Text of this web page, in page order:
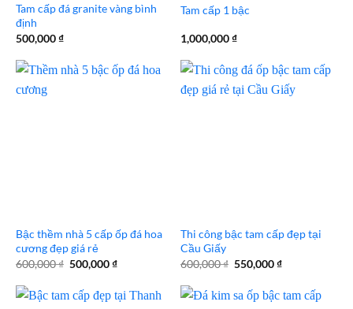
Tam cấp đá granite vàng bình
định
500,000₫
Tam cấp 1 bậc
1,000,000₫
Bậc thềm nhà 5 cấp ốp đá hoa
cương đẹp giá rẻ
600,000₫ Giá
600,000 ₫.
500,000₫Giá
là:
Thi công bậc tam cấp đẹp tại
Cầu Giấy
600,000₫ Giá
600,000 ₫.
550,000₫Giá
là: